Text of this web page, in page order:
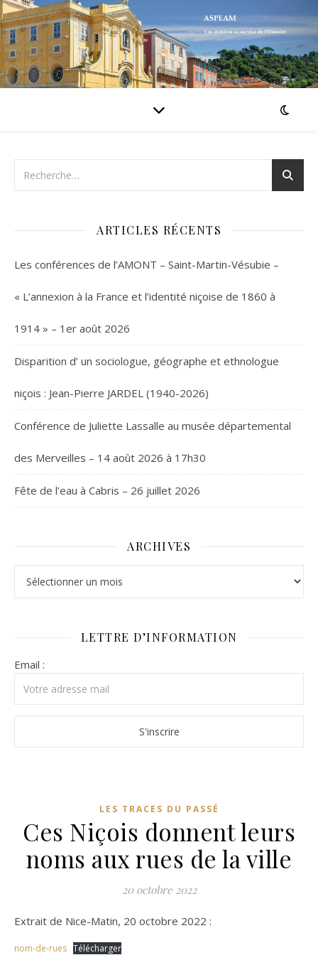
ARTICLES RÉCENTS
Les conférences de l’AMONT – Saint-Martin-Vésubie –
« L’annexion à la France et l’identité niçoise de 1860 à
1914 » – 1er août 2026
Disparition d’ un sociologue, géographe et ethnologue
niçois : Jean-Pierre JARDEL (1940-2026)
Conférence de Juliette Lassalle au musée départemental
des Merveilles – 14 août 2026 à 17h30
Fête de l’eau à Cabris – 26 juillet 2026
ARCHIVES
LETTRE D’INFORMATION
Email :
LES TRACES DU PASSÉ
Ces Niçois donnent leurs
noms aux rues de la ville
20 octobre 2022
Extrait de Nice-Matin, 20 octobre 2022 :
nom-de-rues Télécharger